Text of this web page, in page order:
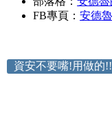
FB專頁： 安德
資安不要嘴!用做的!!